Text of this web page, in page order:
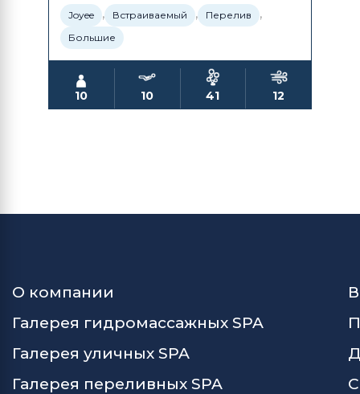
Joyee , Встраиваемый , Перелив ,
Большие
10 10 41 12
О компании
Галерея гидромассажных SPA
Галерея уличных SPA
Галерея переливных SPA